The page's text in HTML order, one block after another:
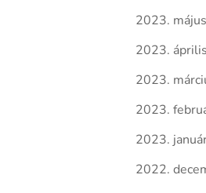
2023. május
2023. április
2023.
2023.
2023.
2022.